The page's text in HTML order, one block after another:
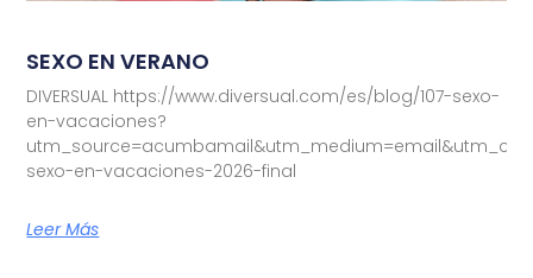
SEXO EN VERANO
DIVERSUAL https://www.diversual.com/es/blog/107-sexo-
en-vacaciones?
sexo-en-vacaciones-2026-final
Leer Más